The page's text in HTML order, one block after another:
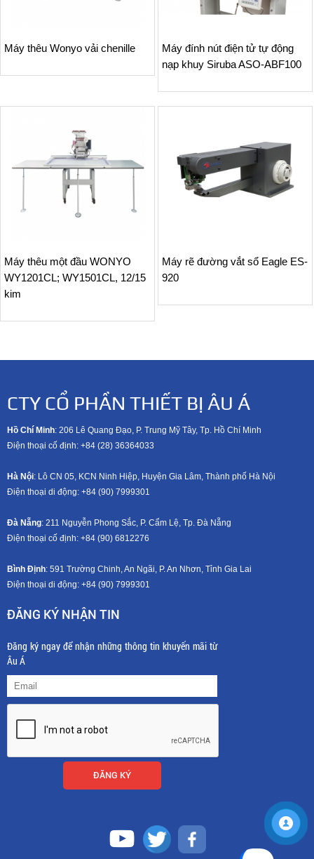
Máy thêu Wonyo vải chenille
Máy đính nút điện tử tự động
nạp khuy Siruba ASO-ABF100
Máy thêu một đầu WONYO
WY1201CL; WY1501CL, 12/15
kim
Máy rẽ đường vắt sổ Eagle ES-
920
CTY CỔ PHẦN THIẾT BỊ ÂU Á
Hồ Chí Minh: 206 Lê Quang Đạo, P. Trung Mỹ Tây, Tp. Hồ Chí Minh
Điện thoại cố định: +84 (28) 36364033
Hà Nội: Lô CN 05, KCN Ninh Hiệp, Huyện Gia Lâm, Thành phố Hà Nội
Điện thoại di động: +84 (90) 7999301
Đà Nẵng: 211 Nguyễn Phong Sắc, P. Cẩm Lệ, Tp. Đà Nẵng
Điện thoại cố định: +84 (90) 6812276
Bình Định: 591 Trường Chinh, An Ngãi, P. An Nhơn, Tỉnh Gia Lai
Điện thoại di động: +84 (90) 7999301
ĐĂNG KÝ NHẬN TIN
Đăng ký ngay để nhận những thông tin khuyến mãi từ
Âu Á